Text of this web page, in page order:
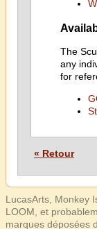
The
any
for
« Retour
LucasArts, Monkey
LOOM, et
marques déposées